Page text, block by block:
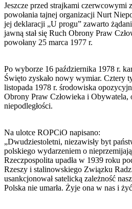
Jeszcze przed strajkami czerwcowymi
powołania tajnej organizacji Nurt
jej deklaracji „U progu” zawarto
jawną stał się Ruch Obrony Praw
powołany 25 marca 1977 r.
Po wyborze 16 października 1978 r.
Święto zyskało nowy wymiar. Cztery
listopada 1978 r. środowiska
Obrony Praw Człowieka i Obywatela,
niepodległości.
Na ulotce ROPCiO napisano:
„Dwudziestoletni, niezawisły byt
polskiego wydarzeniem o
Rzeczpospolita upadła w 1939 roku
Rzeszy i stalinowskiego Związku
usankcjonował satelicką zależność
Polska nie umarła. Żyje ona w nas i